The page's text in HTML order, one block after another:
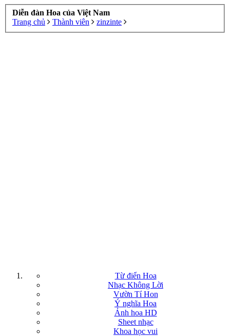
Diễn đàn Hoa của Việt Nam
Trang chủ
Thành viên zinzinte
Từ điển Hoa
Nhạc Không Lời
Vườn Tí Hon
Ý nghĩa Hoa
Ảnh hoa HD
Sheet nhạc
Khoa học vui